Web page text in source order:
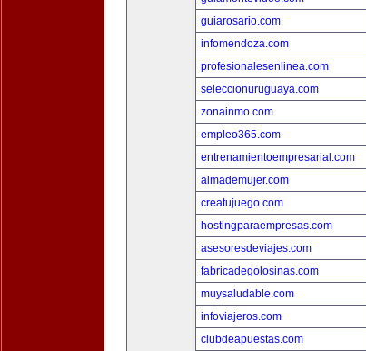
guiarosario.com
infomendoza.com
profesionalesenlinea.com
seleccionuruguaya.com
zonainmo.com
empleo365.com
entrenamientoempresarial.com
almademujer.com
creatujuego.com
hostingparaempresas.com
asesoresdeviajes.com
fabricadegolosinas.com
muysaludable.com
infoviajeros.com
clubdeapuestas.com